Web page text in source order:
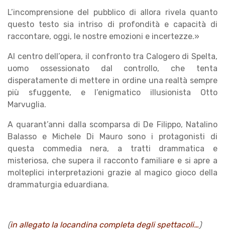
L’incomprensione del pubblico di allora rivela quanto
questo testo sia intriso di profondità e capacità di
raccontare, oggi, le nostre emozioni e incertezze.»
Al centro dell’opera, il confronto tra Calogero di Spelta,
uomo ossessionato dal controllo, che tenta
disperatamente di mettere in ordine una realtà sempre
più sfuggente, e l’enigmatico illusionista Otto
Marvuglia.
A quarant’anni dalla scomparsa di De Filippo, Natalino
Balasso e Michele Di Mauro sono i protagonisti di
questa commedia nera, a tratti drammatica e
misteriosa, che supera il racconto familiare e si apre a
molteplici interpretazioni grazie al magico gioco della
drammaturgia eduardiana.
(in allegato la locandina completa degli spettacoli…)